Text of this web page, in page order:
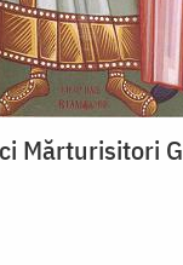
Mărturisitori